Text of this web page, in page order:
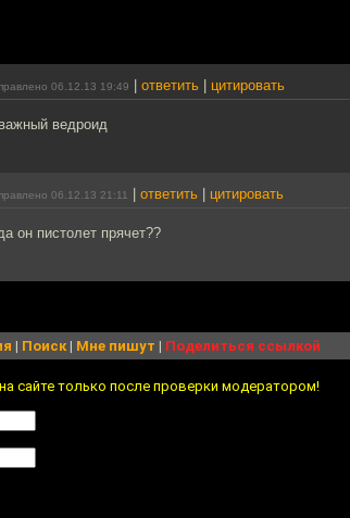
06.12.13 19:49 ответить цитировать
ведроид
06.12.13 21:11 ответить цитировать
он пистолет прячет??
| Поиск| Мне пишут | Поделиться ссылкой
сайте только после проверки модератором!